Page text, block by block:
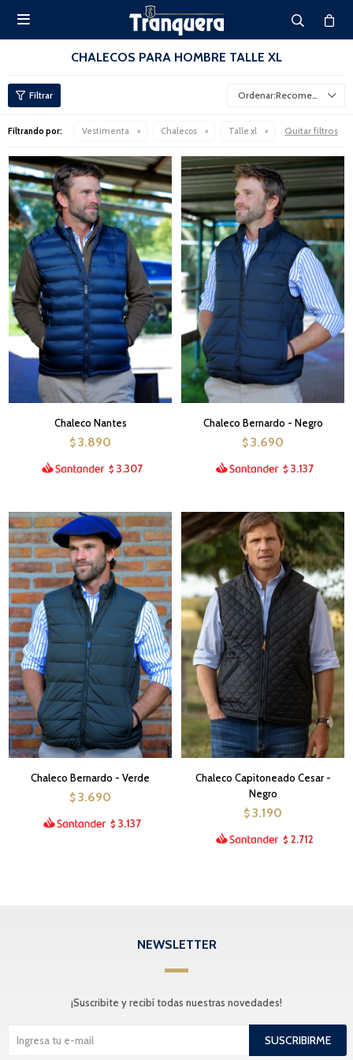

CHALECOS PARA HOMBRE TALLE XL
Recomendados
Filtrando por: Vestimenta Chalecos Talle xl Quitar filtros
Chaleco Nantes
$ 3.890
$ 3.307
Chaleco Bernardo - Negro
$ 3.690
$ 3.137
Chaleco Bernardo - Verde
$ 3.690
$ 3.137
Chaleco Capitoneado Cesar -
Negro
$ 3.190
$ 2.712
NEWSLETTER
¡Suscribite y recibí todas nuestras novedades!
SUSCRIBIRME